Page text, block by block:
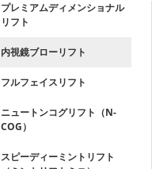
プレミアムディメンショナル
リフト
内視鏡ブローリフト
フルフェイスリフト
ニュートンコグリフト（N-
COG）
スピーディーミントリフト